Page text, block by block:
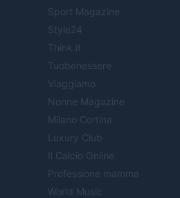
Sport Magazine
Style24
Think.it
Tuobenessere
Viaggiamo
Nonne Magazine
Milano Cortina
Luxury Club
Il Calcio Online
Professione mamma
World Music